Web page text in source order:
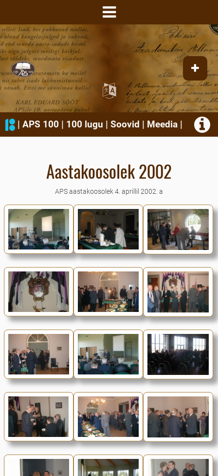
| APS 100 | 100 lugu | Soovid | Meedia|
Aastakoosolek 2002
APS aastakoosolek 4. aprillil 2002. a